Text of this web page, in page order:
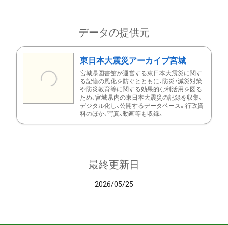
データの提供元
東日本大震災アーカイブ宮城
宮城県図書館が運営する東日本大震災に関す
る記憶の風化を防ぐとともに、防災・減災対策
や防災教育等に関する効果的な利活用を図る
ため、宮城県内の東日本大震災の記録を収集、
デジタル化し、公開するデータベース。行政資
料のほか、写真、動画等も収録。
最終更新日
2026/05/25